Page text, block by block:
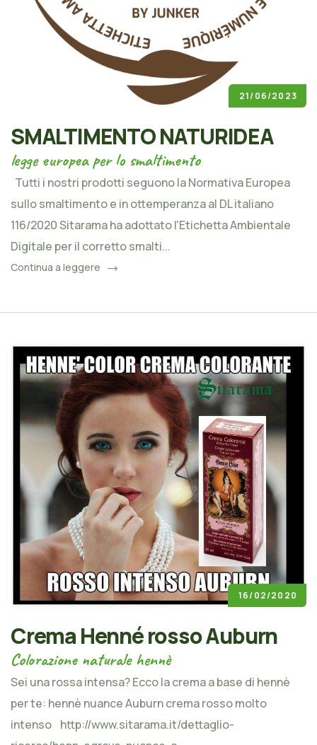
21/06/2023
SMALTIMENTO NATURIDEA
legge europea per lo smaltimento
Tutti i nostri prodotti seguono la Normativa Europea
sullo smaltimento e in ottemperanza al DL italiano
116/2020 Sitarama ha adottato l'Etichetta Ambientale
Digitale per il corretto smalti...
Continua a leggere
16/02/2020
Crema Henné rosso Auburn
Colorazione naturale hennè
Sei una rossa intensa? Ecco la crema a base di hennè
per te: hennè nuance Auburn crema rosso molto
intenso http://www.sitarama.it/dettaglio-